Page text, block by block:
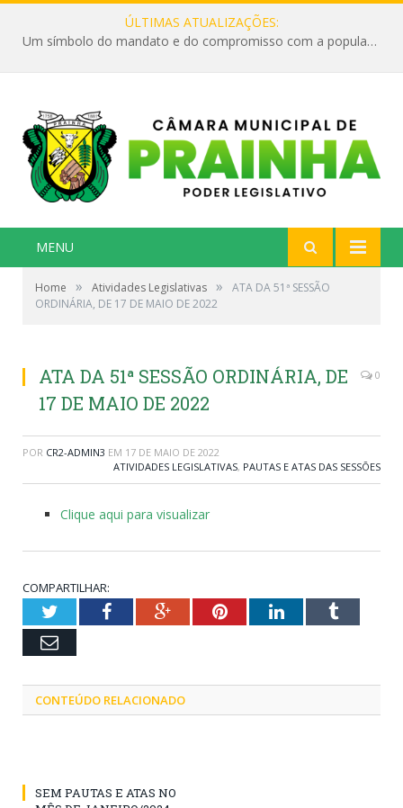
ÚLTIMAS ATUALIZAÇÕES:
Um símbolo do mandato e do compromisso com a população
MENU
Home » Atividades Legislativas »
ATA DA 51ª SESSÃO
ORDINÁRIA, DE 17 DE MAIO DE 2022
ATA DA 51ª SESSÃO ORDINÁRIA, DE
17 DE MAIO DE 2022
0
POR CR2-ADMIN3 EM 17 DE MAIO DE 2022
ATIVIDADES LEGISLATIVAS, PAUTAS E ATAS DAS SESSÕES
Clique aqui para visualizar
COMPARTILHAR:
TwitterFacebookGoogle+PinterestLinkedInTumblr
Email
CONTEÚDO RELACIONADO
SEM PAUTAS E ATAS NO